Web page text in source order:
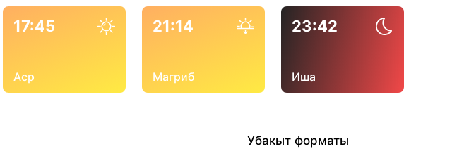
17:45
Аср
21:14
Магриб
23:42
Иша
Убакыт форматы